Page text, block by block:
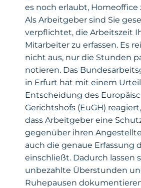
es noch erlaubt, Homeoffice
Als Arbeitgeber sind Sie
verpflichtet, die Arbeitszeit
Mitarbeiter zu erfassen. Es
nicht aus, nur die Stunden
notieren. Das
in Erfurt hat mit einem
Entscheidung des
Gerichtshofs (EuGH)
dass Arbeitgeber eine
gegenüber ihren
auch die genaue Erfassung
einschließt. Dadurch lassen
unbezahlte Überstunden
Ruhepausen